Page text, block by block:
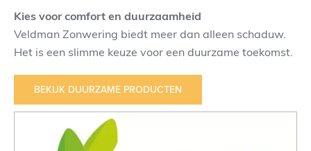
Kies voor comfort en duurzaamheid
Veldman Zonwering biedt meer dan alleen schaduw.
Het is een slimme keuze voor een duurzame toekomst.
BEKIJK DUURZAME PRODUCTEN